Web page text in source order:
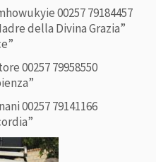
00257 79184457
della Divina Grazia”
00257 79958550
00257 79141166